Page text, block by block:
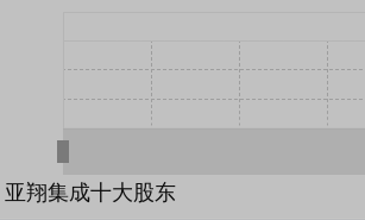
亚翔集成十大股东